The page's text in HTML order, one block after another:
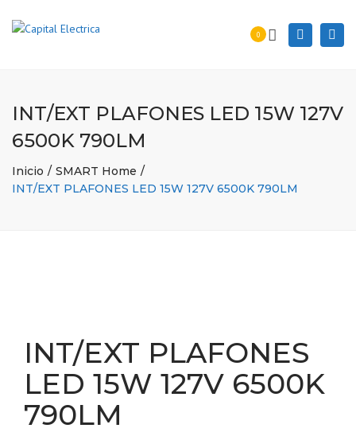
0 Search
INT/EXT PLAFONES LED 15W 127V
6500K 790LM
Inicio
SMART Home
INT/EXT PLAFONES LED 15W 127V 6500K 790LM
INT/EXT PLAFONES
LED 15W 127V 6500K
790LM